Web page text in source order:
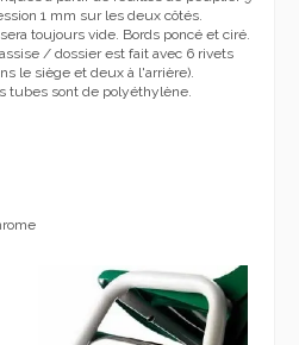
1 mm sur les deux côtés.
toujours vide. Bords poncé et ciré.
/ dossier est fait avec 6 rivets
le siège et deux à l'arrière).
tubes sont de polyéthylène.